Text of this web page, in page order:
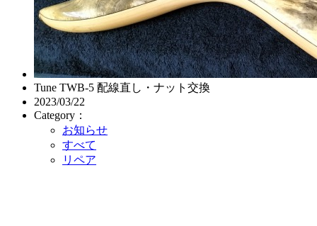
Tune TWB-5 配線直し・ナット交換
2023/03/22
Category：
お知らせ
すべて
リペア